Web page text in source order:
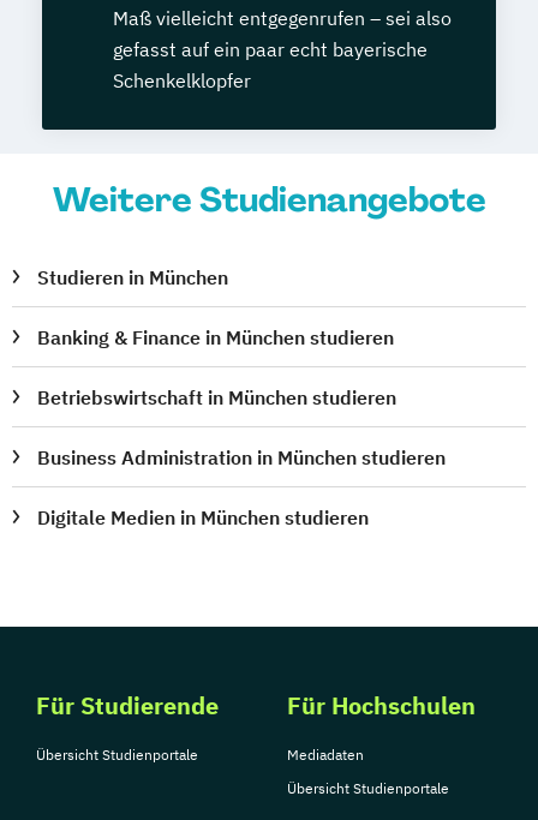
Maß vielleicht entgegenrufen – sei also
gefasst auf ein paar echt bayerische
Schenkelklopfer
Weitere Studienangebote
Studieren in München
Banking & Finance in München studieren
Betriebswirtschaft in München studieren
Business Administration in München studieren
Digitale Medien in München studieren
Für Studierende
Übersicht Studienportale
Für Hochschulen
Mediadaten
Übersicht Studienportale